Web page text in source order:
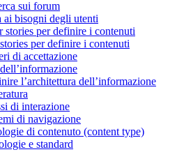
sui forum
ai bisogni degli utenti
stories per definire i contenuti
per definire i contenuti
di accettazione
l’architettura dell’informazione
di interazione
di navigazione
di contenuto (content type)
e standard